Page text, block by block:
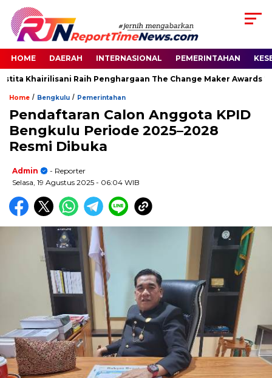
HOME DAERAH INTERNASIONAL PEMERINTAHAN
Khairilisani Raih Penghargaan The Change Maker Awards
Home / Bengkulu / Pemerintahan
Pendaftaran Calon Anggota KPID
Bengkulu Periode 2025–2028
Resmi Dibuka
Admin
- Reporter
Selasa, 19 Agustus 2025 - 06:04 WIB